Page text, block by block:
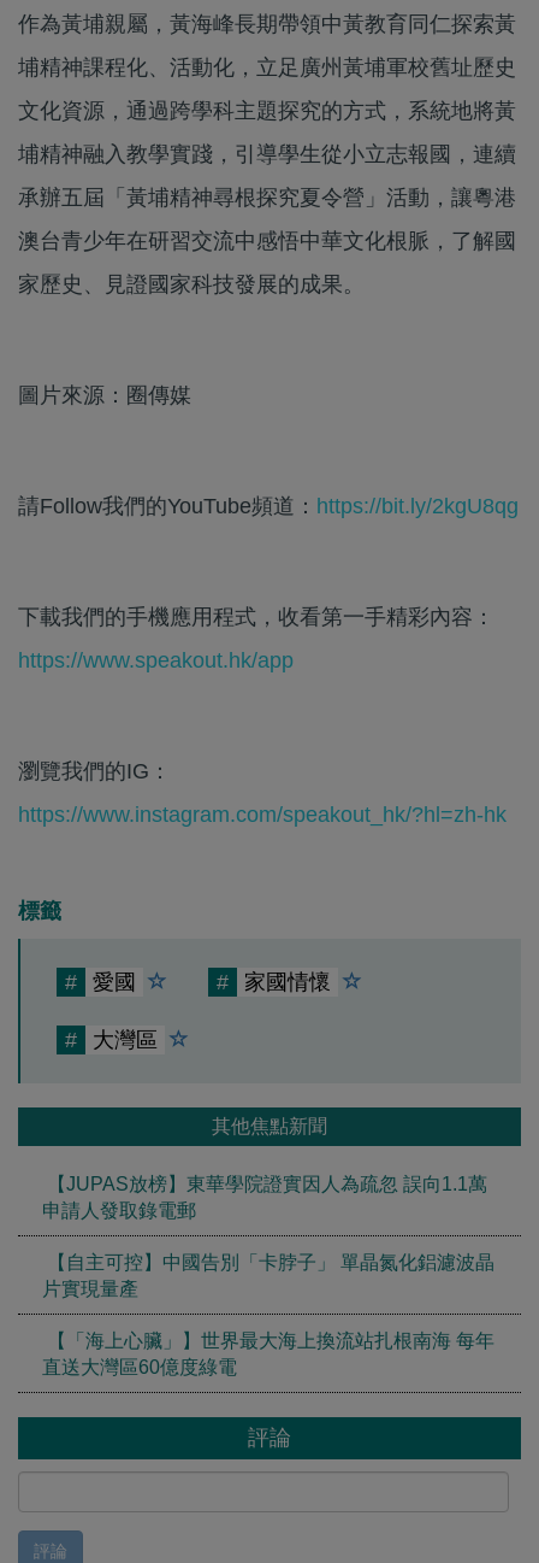
作為黃埔親屬，黃海峰長期帶領中黃教育同仁探索黃
埔精神課程化、活動化，立足廣州黃埔軍校舊址歷史
文化資源，通過跨學科主題探究的方式，系統地將黃
埔精神融入教學實踐，引導學生從小立志報國，連續
承辦五屆「黃埔精神尋根探究夏令營」活動，讓粵港
澳台青少年在研習交流中感悟中華文化根脈，了解國
家歷史、見證國家科技發展的成果。
圖片來源：圈傳媒
請Follow我們的YouTube頻道： https://bit.ly/2kgU8qg
下載我們的手機應用程式，收看第一手精彩內容：
https://www.speakout.hk/app
瀏覽我們的IG：
https://www.instagram.com/speakout_hk/?hl=zh-hk
標籤
# 愛國 # 家國情懷
# 大灣區
其他焦點新聞
【JUPAS放榜】東華學院證實因人為疏忽 誤向1.1萬
申請人發取錄電郵
【自主可控】中國告別「卡脖子」 單晶氮化鋁濾波晶
片實現量產
【「海上心臟」】世界最大海上換流站扎根南海 每年
直送大灣區60億度綠電
評論
評論